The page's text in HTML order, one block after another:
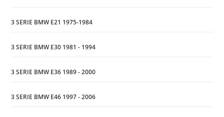
3 SERIE BMW E21 1975-1984
3 SERIE BMW E30 1981 - 1994
3 SERIE BMW E36 1989 - 2000
3 SERIE BMW E46 1997 - 2006